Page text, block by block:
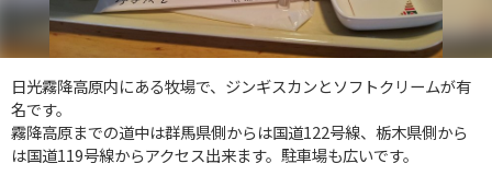
日光霧降高原内にある牧場で、ジンギスカンとソフトクリームが有
名です。
霧降高原までの道中は群馬県側からは国道122号線、栃木県側から
は国道119号線からアクセス出来ます。駐車場も広いです。